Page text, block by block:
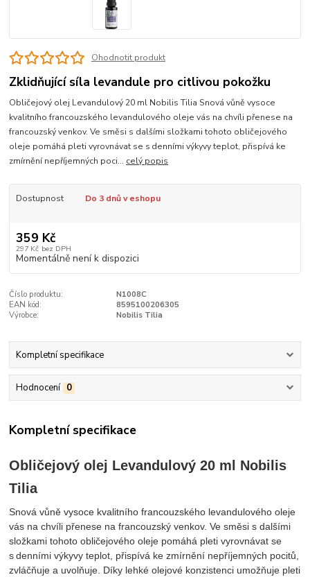
Ohodnotit produkt
Zklidňující síla levandule pro citlivou pokožku
Obličejový olej Levandulový 20 ml Nobilis Tilia Snová vůně vysoce
kvalitního francouzského levandulového oleje vás na chvíli přenese na
francouzský venkov. Ve směsi s dalšími složkami tohoto obličejového
oleje pomáhá pleti vyrovnávat se s denními výkyvy teplot, přispívá ke
zmírnění nepříjemných poci... celý popis
Dostupnost Do 3 dnů v eshopu
359 Kč
297 Kč bez DPH
Momentálně není k dispozici
Číslo produktu:
N1008C
EAN kód:
8595100206305
Výrobce:
Nobilis Tilia
Kompletní specifikace
Hodnocení 0
Kompletní specifikace
Obličejový olej Levandulový 20 ml Nobilis
Tilia
Snová vůně vysoce kvalitního francouzského levandulového oleje
vás na chvíli přenese na francouzský venkov. Ve směsi s dalšími
složkami tohoto obličejového oleje pomáhá pleti vyrovnávat se
s denními výkyvy teplot, přispívá ke zmírnění nepříjemných pocitů,
zvláčňuje a uvolňuje. Díky lehké olejové konzistenci umožňuje pleti